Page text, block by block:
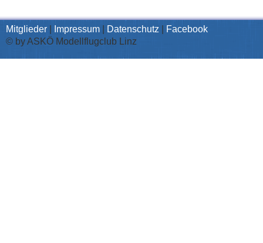
Mitglieder Impressum Datenschutz
Facebook
© by ASKÖ Modellflugclub Linz